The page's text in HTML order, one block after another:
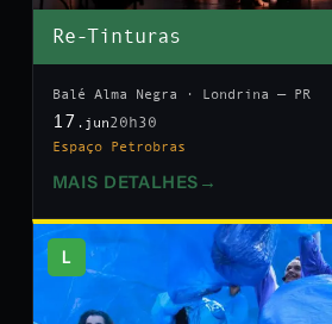
Re-Tinturas
Balé Alma Negra · Londrina — PR
17 .jun20h30
Espaço Petrobras
MAIS DETALHES →
L